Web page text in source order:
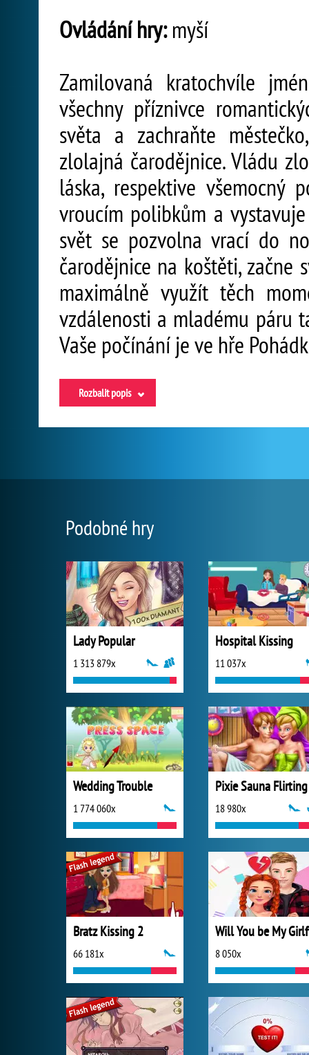
Ovládání hry:myší
Zamilovaná kratochvíle
všechny příznivce
světa a zachraňte
zlolajná čarodějnice. Vládu
láska, respektive všemocný
vroucím polibkům a
svět se pozvolna vrací do
čarodějnice na koštěti, začne
maximálně využít těch
vzdálenosti a mladému páru
Vaše počínání je ve hře
Rozbalit popis
Podobné hry
Lady Popular
1 313 879x
Hospital Kissing
11 037x
Wedding Trouble
1 774 060x
Pixie Sauna Flirting
18 980x
Bratz Kissing 2
66 181x 8 050x